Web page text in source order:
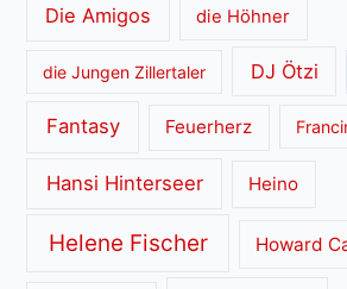
Die Amigos die Höhner
die Jungen Zillertaler DJ Ötzi
Fantasy Feuerherz
Hansi Hinterseer Heino
Helene Fischer Howard